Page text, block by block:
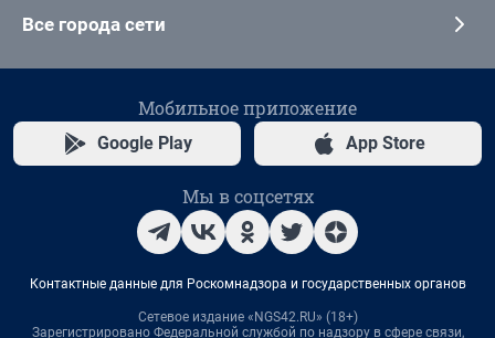
Все города сети
Мобильное приложение
Google Play App Store
Мы в соцсетях
Контактные данные для Роскомнадзора и государственных органов
Сетевое издание «NGS42.RU» (18+)
Зарегистрировано Федеральной службой по надзору в сфере связи,